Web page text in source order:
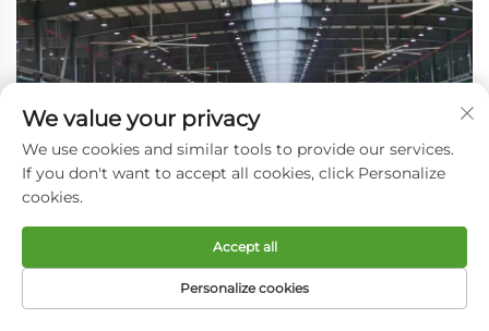
We value your privacy
We use cookies and similar tools to provide our services.
If you don't want to accept all cookies, click Personalize
cookies.
Personalize cookies
Accept all